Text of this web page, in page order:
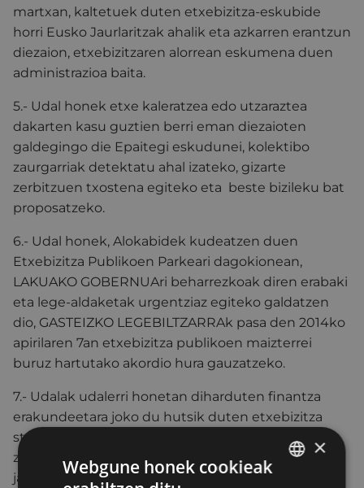
martxan, kaltetuek duten etxebizitza-eskubide
horri Eusko Jaurlaritzak ahalik eta azkarren erantzun
diezaion, etxebizitzaren alorrean eskumena duen
administrazioa baita.
5.- Udal honek etxe kaleratzea edo utzaraztea
dakarten kasu guztien berri eman diezaioten
galdegingo die Epaitegi eskudunei, kolektibo
zaurgarriak detektatu ahal izateko, gizarte
zerbitzuen txostena egiteko eta beste bizileku bat
proposatzeko.
6.- Udal honek, Alokabidek kudeatzen duen
Etxebizitza Publikoen Parkeari dagokionean,
LAKUAKO GOBERNUAri beharrezkoak diren erabaki
eta lege-aldaketak urgentziaz egiteko galdatzen
dio, GASTEIZKO LEGEBILTZARRAk pasa den 2014ko
apirilaren 7an etxebizitza publikoen maizterrei
buruz hartutako akordio hura gauzatzeko.
7.- Udalak udalerri honetan diharduten finantza
erakundeetara joko du hutsik duten etxebizitza
stock hori gizarte-alokairuko programa publikoen
zerbitzura jar ditzaten eskatzeko. Erantzukizunik
jaso ezean, kasu horietan hartu beharreko neurriak
×
Webgune honek cookieak